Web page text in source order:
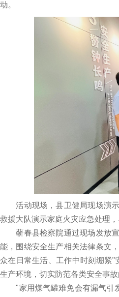
动。
活动现场，县卫健局现场演示
救援大队演示家庭火灾应急处理
蕲春县检察院通过现场发放宣
能，围绕安全生产相关法律条文
众在日常生活、工作中时刻绷紧
生产环境，切实防范各类安全事故
"家用煤气罐难免会有漏气引发